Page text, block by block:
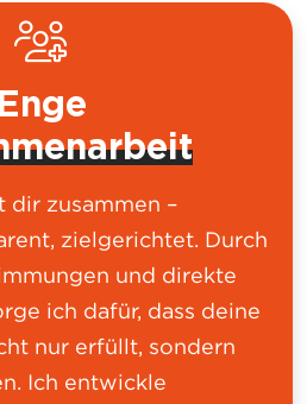
Enge
dir zusammen –
zielgerichtet. Durch
und direkte
ich dafür, dass deine
nur erfüllt, sondern
Ich entwickle